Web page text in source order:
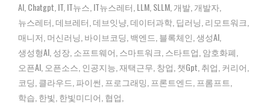
AI Chatgpt IT IT뉴스 IT뉴스레터 LLM SLLM 개발 개발자
뉴스레터 데브레터 데브잇냥 데이터과학 딥러닝 리모트워크
매니저 머신러닝 바이브코딩 백엔드 블록체인 생성AI
생성형AI 성장 소프트웨어 스마트워크 스타트업 암호화폐
오픈AI 오픈소스 인공지능 재택근무 창업 챗gpt 취업 커리어
코딩 클라우드 파이썬 프로그래밍 프론트엔드 프롬프트
학습 한빛 한빛미디어 협업